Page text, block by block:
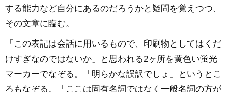
する能力など自分にあるのだろうかと疑問を覚えつつ、
その文章に臨む。
「この表記は会話に用いるもので、印刷物としてはくだ
けすぎなのではないか」と思われる2ヶ所を黄色い蛍光
マーカーでなぞる。「明らかな誤訳でしょ」というとこ
ろもなぞる。「ここは固有名詞ではなく一般名詞の方が